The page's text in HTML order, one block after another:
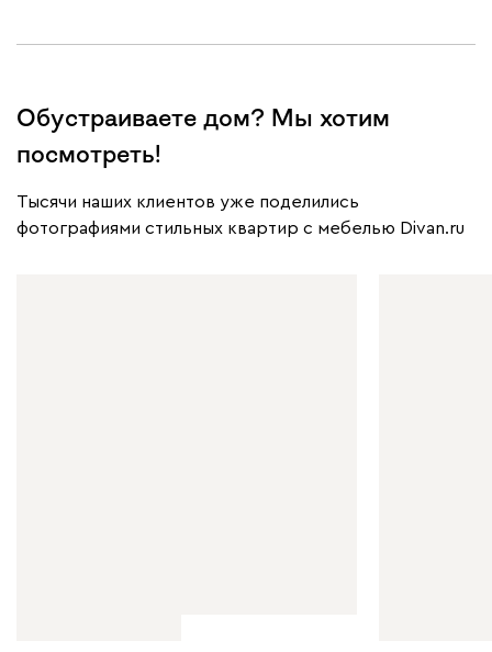
Обустраиваете дом? Мы хотим
посмотреть!
Тысячи наших клиентов уже поделились
фотографиями стильных квартир с мебелью Divan.ru